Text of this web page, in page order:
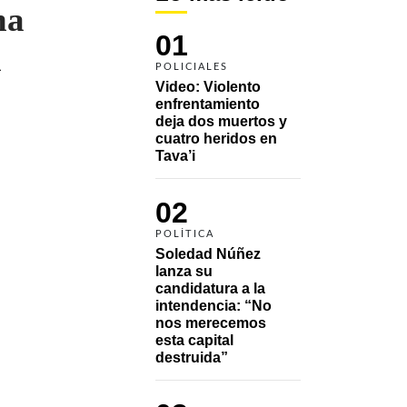
01
POLICIALES
Video: Violento
enfrentamiento
deja dos muertos y
cuatro heridos en
Tava’i
02
POLÍTICA
Soledad Núñez
lanza su
candidatura a la
intendencia: “No
nos merecemos
esta capital
destruida”